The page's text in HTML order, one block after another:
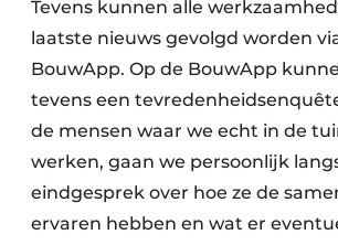
Tevens kunnen alle
laatste nieuws gevolgd worden
BouwApp. Op de BouwApp
tevens een
de mensen waar we echt in de
werken, gaan we persoonlijk
eindgesprek over hoe ze de
ervaren hebben en wat er